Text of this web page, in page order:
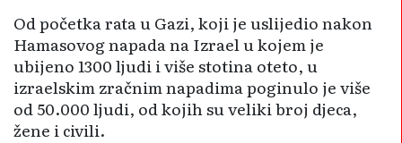
Od početka rata u Gazi, koji je uslijedio nakon
Hamasovog napada na Izrael u kojem je
ubijeno 1300 ljudi i više stotina oteto, u
izraelskim zračnim napadima poginulo je više
od 50.000 ljudi, od kojih su veliki broj djeca,
žene i civili.